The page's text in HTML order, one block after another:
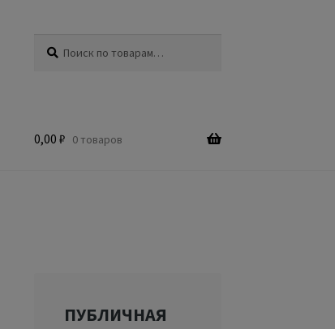
0,00 ₽ 0 товаров